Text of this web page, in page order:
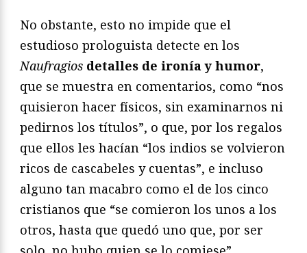
No obstante, esto no impide que el
estudioso prologuista detecte en los
Naufragios detalles de ironía y humor,
que se muestra en comentarios, como “nos
quisieron hacer físicos, sin examinarnos ni
pedirnos los títulos”, o que, por los regalos
que ellos les hacían “los indios se volvieron
ricos de cascabeles y cuentas”, e incluso
alguno tan macabro como el de los cinco
cristianos que “se comieron los unos a los
otros, hasta que quedó uno que, por ser